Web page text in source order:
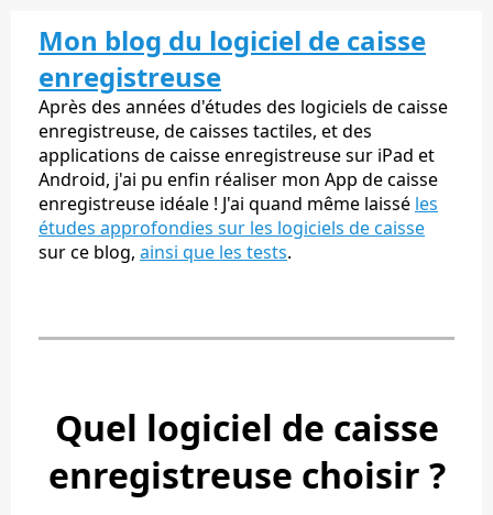
Mon blog du logiciel de caisse
enregistreuse
Après des années d'études des logiciels de caisse
enregistreuse, de caisses tactiles, et des
applications de caisse enregistreuse sur iPad et
Android, j'ai pu enfin réaliser mon App de caisse
enregistreuse idéale ! J'ai quand même laissé les
études approfondies sur les logiciels de caisse
sur ce blog, ainsi que les tests.
Quel logiciel de caisse
enregistreuse choisir ?